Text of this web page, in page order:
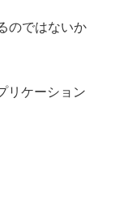
のではないか
リケーション